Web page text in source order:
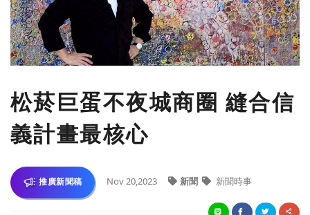
松菸巨蛋不夜城商圈 縫合信
義計畫最核心
推廣新聞稿 Nov 20,2023 新聞 新聞時事